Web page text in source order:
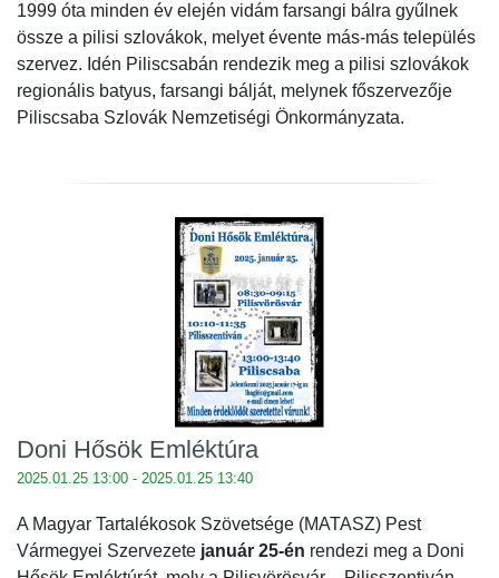
1999 óta minden év elején vidám farsangi bálra gyűlnek
össze a pilisi szlovákok, melyet évente más-más település
szervez. Idén Piliscsabán rendezik meg a pilisi szlovákok
regionális batyus, farsangi bálját, melynek főszervezője
Piliscsaba Szlovák Nemzetiségi Önkormányzata.
Doni Hősök Emléktúra
2025.01.25 13:00 - 2025.01.25 13:40
A Magyar Tartalékosok Szövetsége (MATASZ) Pest
Vármegyei Szervezete január 25-én rendezi meg a Doni